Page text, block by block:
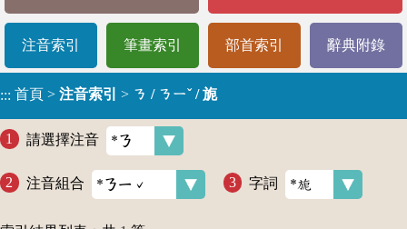
注音索引 筆畫索引 部首索引 辭典附錄
::: 首頁 > 注音索引 > ㄋ / ㄋㄧˇ / 旎
請選擇注音
注音組合 字詞